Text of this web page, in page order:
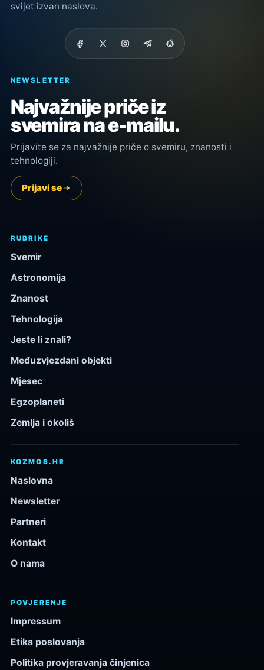
svijet izvan naslova.
NEWSLETTER
Najvažnije priče iz
svemira na e-mailu.
Prijavite se za najvažnije priče o svemiru, znanosti i
tehnologiji.
Prijavi se
RUBRIKE
Svemir
Astronomija
Znanost
Tehnologija
Jeste li znali?
Međuzvjezdani objekti
Mjesec
Egzoplaneti
Zemlja i okoliš
KOZMOS.HR
Naslovna
Newsletter
Partneri
Kontakt
O nama
POVJERENJE
Impressum
Etika poslovanja
Politika provjeravanja činjenica